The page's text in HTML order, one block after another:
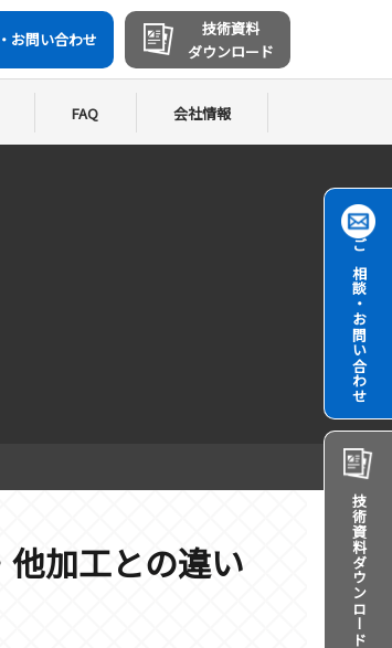
お問い合わせ
技術資料
ダウンロード
FAQ 会社情報
ご相談・
お問い合わせ
技術資料
ダウンロード
加工との違い